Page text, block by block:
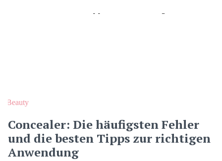
Beauty
Concealer: Die häufigsten Fehler
und die besten Tipps zur richtigen
Anwendung